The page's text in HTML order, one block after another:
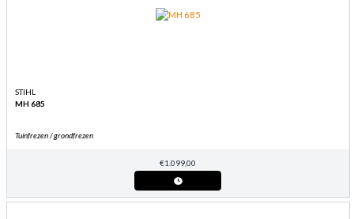
STIHL
MH 685
Tuinfrezen / grondfrezen
€1.099,00